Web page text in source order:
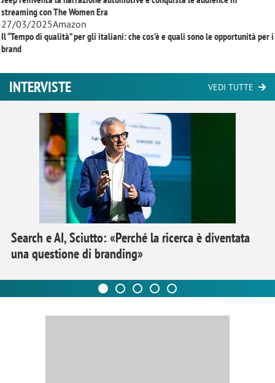
streaming conThe Women Era
27/03/2025Amazon
Il “Tempo di qualità” per gli italiani: che cos’è e quali sono le opportunità per i
brand
INTERVISTE VEDI TUTTE
Search e AI, Sciutto: «Perché la ricerca è diventata
una questione di branding»